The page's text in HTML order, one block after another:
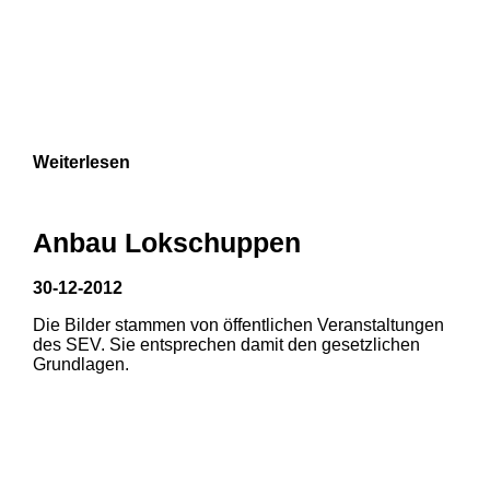
1 2
Weiterlesen
Anbau Lokschuppen
30-12-2012
Die Bilder stammen von öffentlichen Veranstaltungen
des SEV. Sie entsprechen damit den gesetzlichen
Grundlagen.